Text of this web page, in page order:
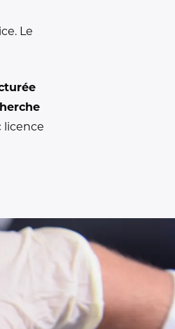
Le
licence